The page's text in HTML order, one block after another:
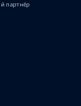
партнёр